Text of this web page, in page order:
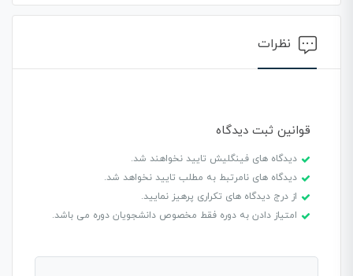
نظرات
قوانین ثبت دیدگاه
دیدگاه های فینگلیش تایید نخواهند شد.
دیدگاه های نامرتبط به مطلب تایید نخواهد شد.
از درج دیدگاه های تکراری پرهیز نمایید.
امتیاز دادن به دوره فقط مخصوص دانشجویان دوره می باشد.